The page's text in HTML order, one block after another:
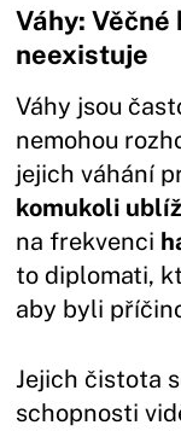
Váhy:
neexistuje
Váhy jsou
nemohou
jejich váhání
komukoli
na frekvenci
to diplomati,
aby byli
Jejich čistota
schopnosti